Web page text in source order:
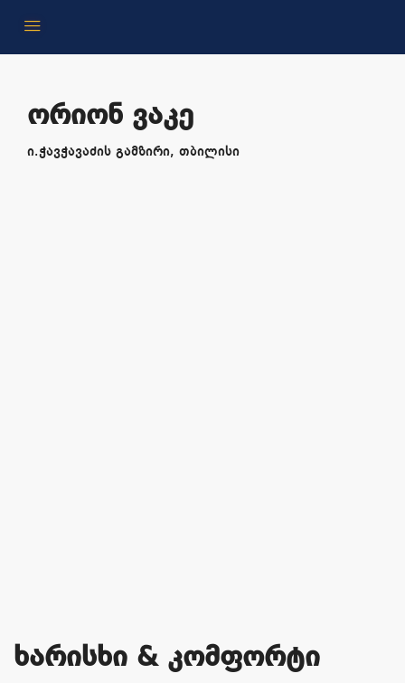
ორიონ ვაკე
ი.ჭავჭავაძის გამზირი, თბილისი
ხარისხი & კომფორტი